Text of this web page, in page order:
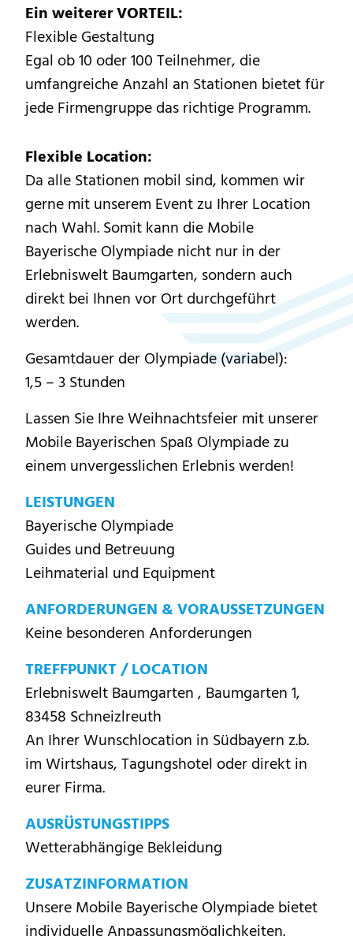
Ein weiterer VORTEIL:
Flexible Gestaltung
Egal ob 10 oder 100 Teilnehmer, die
umfangreiche Anzahl an Stationen bietet für
jede Firmengruppe das richtige Programm.
Flexible Location:
Da alle Stationen mobil sind, kommen wir
gerne mit unserem Event zu Ihrer Location
nach Wahl. Somit kann die Mobile
Bayerische Olympiade nicht nur in der
Erlebniswelt Baumgarten, sondern auch
direkt bei Ihnen vor Ort durchgeführt
werden.
Gesamtdauer der Olympiade (variabel):
1,5 – 3 Stunden
Lassen Sie Ihre Weihnachtsfeier mit unserer
Mobile Bayerischen Spaß Olympiade zu
einem unvergesslichen Erlebnis werden!
LEISTUNGEN
Bayerische Olympiade
Guides und Betreuung
Leihmaterial und Equipment
ANFORDERUNGEN & VORAUSSETZUNGEN
Keine besonderen Anforderungen
TREFFPUNKT / LOCATION
Erlebniswelt Baumgarten , Baumgarten 1,
83458 Schneizlreuth
An Ihrer Wunschlocation in Südbayern z.b.
im Wirtshaus, Tagungshotel oder direkt in
eurer Firma.
AUSRÜSTUNGSTIPPS
Wetterabhängige Bekleidung
ZUSATZINFORMATION
Unsere Mobile Bayerische Olympiade bietet